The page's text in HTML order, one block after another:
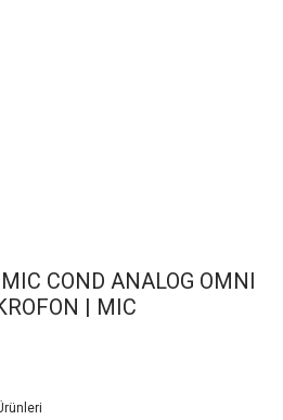
COND ANALOG OMNI
| MIC